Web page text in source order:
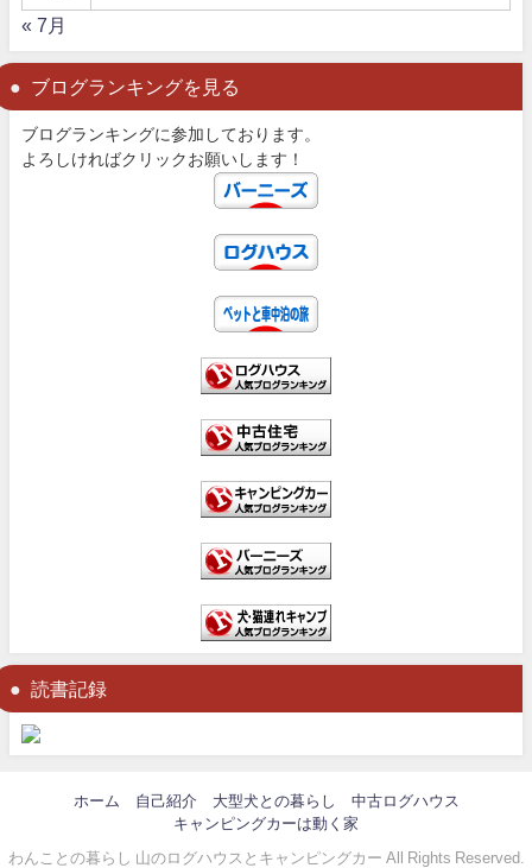
« 7月
ブログランキングを見る
ブログランキングに参加しております。
よろしければクリックお願いします！
読書記録
ホーム 自己紹介 大型犬との暮らし
中古ログハウス
キャンピングカーは動く家
わんことの暮らし 山のログハウスとキャンピングカー All Rights Reserved.